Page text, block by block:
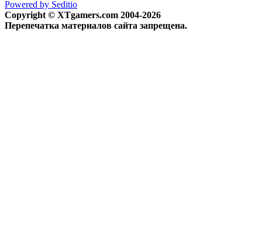
Powered by Seditio
Copyright © XTgamers.com 2004-2026
Перепечатка материалов сайта запрещена.